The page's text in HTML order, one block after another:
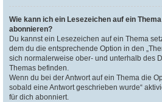
Wie kann ich ein Lesezeichen auf ein
abonnieren?
Du kannst ein Lesezeichen auf ein Thema
dem du die entsprechende Option in den
sich normalerweise ober- und unterhalb des
Themas befinden.
Wenn du bei der Antwort auf ein Thema die
sobald eine Antwort geschrieben wurde“
für dich abonniert.